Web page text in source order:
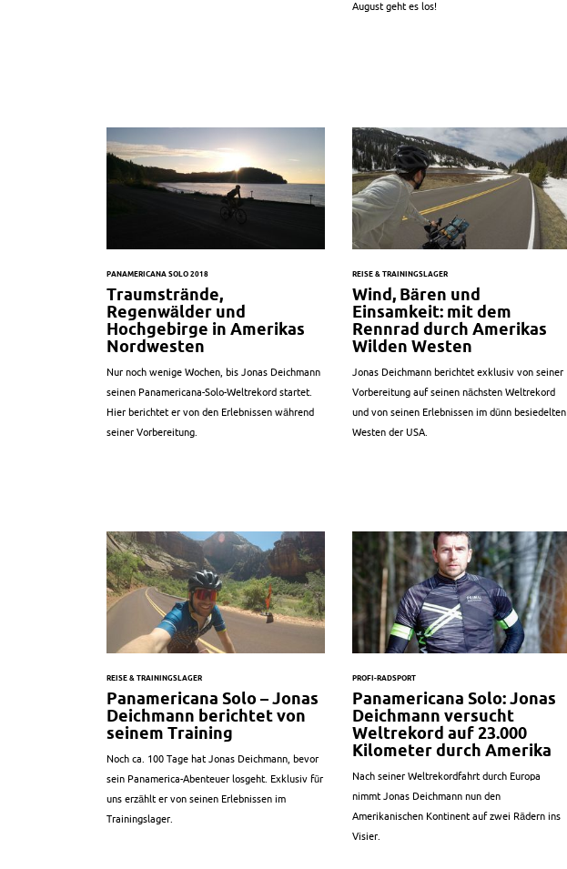
August geht es los!
PANAMERICANA SOLO 2018
Traumstrände,
Regenwälder und
Hochgebirge in Amerikas
Nordwesten
Nur noch wenige Wochen, bis Jonas Deichmann
seinen Panamericana-Solo-Weltrekord startet.
Hier berichtet er von den Erlebnissen während
seiner Vorbereitung.
REISE & TRAININGSLAGER
Wind, Bären und
Einsamkeit: mit dem
Rennrad durch Amerikas
Wilden Westen
Jonas Deichmann berichtet exklusiv von seiner
Vorbereitung auf seinen nächsten Weltrekord
und von seinen Erlebnissen im dünn besiedelten
Westen der USA.
REISE & TRAININGSLAGER
Panamericana Solo – Jonas
Deichmann berichtet von
seinem Training
Noch ca. 100 Tage hat Jonas Deichmann, bevor
sein Panamerica-Abenteuer losgeht. Exklusiv für
uns erzählt er von seinen Erlebnissen im
Trainingslager.
PROFI-RADSPORT
Panamericana Solo: Jonas
Deichmann versucht
Weltrekord auf 23.000
Kilometer durch Amerika
Nach seiner Weltrekordfahrt durch Europa
nimmt Jonas Deichmann nun den
Amerikanischen Kontinent auf zwei Rädern ins
Visier.